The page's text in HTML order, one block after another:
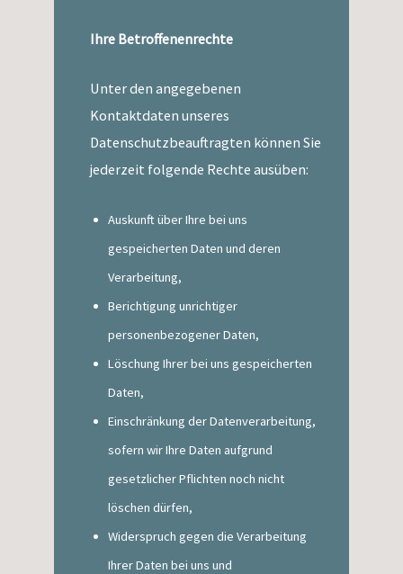
Ihre Betroffenenrechte
Unter den angegebenen
Kontaktdaten unseres
Datenschutzbeauftragten können Sie
jederzeit folgende Rechte ausüben:
Auskunft über Ihre bei uns
gespeicherten Daten und deren
Verarbeitung,
Berichtigung unrichtiger
personenbezogener Daten,
Löschung Ihrer bei uns gespeicherten
Daten,
Einschränkung der Datenverarbeitung,
sofern wir Ihre Daten aufgrund
gesetzlicher Pflichten noch nicht
löschen dürfen,
Widerspruch gegen die Verarbeitung
Ihrer Daten bei uns und